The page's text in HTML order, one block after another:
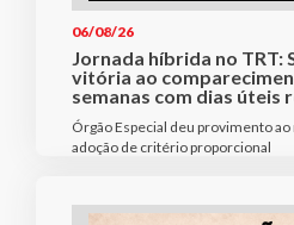
06/08/26
Jornada híbrida no TRT:
vitória ao
semanas com dias úteis
Órgão Especial deu provimento
adoção de critério proporcional